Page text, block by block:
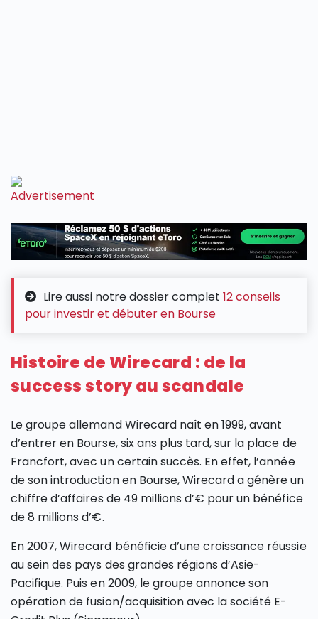
Lire aussi notre dossier complet 12 conseils
pour investir et débuter en Bourse
Histoire de Wirecard : de la
success story au scandale
Le groupe allemand Wirecard naît en 1999, avant
d’entrer en Bourse, six ans plus tard, sur la place de
Francfort, avec un certain succès. En effet, l’année
de son introduction en Bourse, Wirecard a génère un
chiffre d’affaires de 49 millions d’€ pour un bénéfice
de 8 millions d’€.
En 2007, Wirecard bénéficie d’une croissance réussie
au sein des pays des grandes régions d’Asie-
Pacifique. Puis en 2009, le groupe annonce son
opération de fusion/acquisition avec la société E-